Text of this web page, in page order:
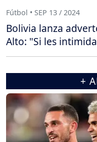
Fútbol • SEP 13 / 2024
Bolivia lanza
Alto: "Si les
+